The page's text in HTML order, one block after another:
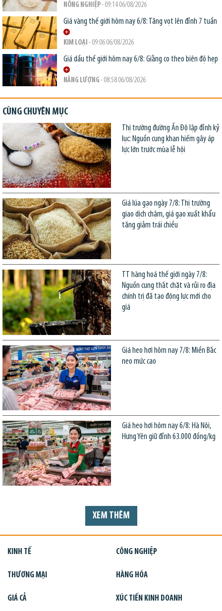
NÔNG NGHIỆP- 09:14 06/08/2026
Giá vàng thế giới hôm nay 6/8: Tăng vọt lên đỉnh 7 tuần
KIM LOẠI - 09:06 06/08/2026
Giá dầu thế giới hôm nay 6/8: Giằng co theo biên độ hẹp
NĂNG LƯỢNG - 08:58 06/08/2026
CÙNG CHUYÊN MỤC
Thị trường đường Ấn Độ lập đỉnh kỷ
lục: Nguồn cung khan hiếm gây áp
lực lớn trước mùa lễ hội
Giá lúa gạo ngày 7/8: Thị trường
giao dịch chậm, giá gạo xuất khẩu
tăng giảm trái chiều
TT hàng hoá thế giới ngày 7/8:
Nguồn cung thắt chặt và rủi ro địa
chính trị đã tạo động lực mới cho
giá
Giá heo hơi hôm nay 7/8: Miền Bắc
neo mức cao
Giá heo hơi hôm nay 6/8: Hà Nội,
Hưng Yên giữ đỉnh 63.000 đồng/kg
XEM THÊM
KINH TẾ CÔNG NGHIỆP
THƯƠNG MẠI HÀNG HÓA
GIÁ CẢ XÚC TIẾN KINH DOANH